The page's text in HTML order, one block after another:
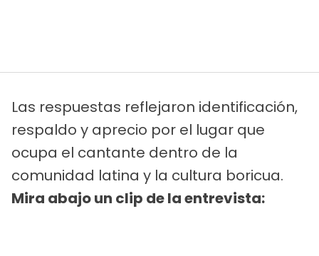
Las respuestas reflejaron identificación,
respaldo y aprecio por el lugar que
ocupa el cantante dentro de la
comunidad latina y la cultura boricua.
Mira abajo un clip de la entrevista: